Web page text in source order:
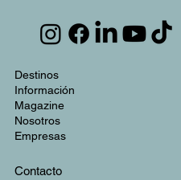
Destinos
Información
Magazine
Nosotros
Empresas
Contacto